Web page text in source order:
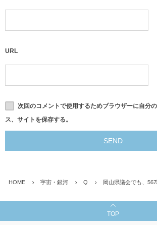
URL
次回のコメントで使用するためブラウザーに自分
ス、サイトを保存する。
HOME 宇宙・銀河 Q 岡山県議会でも、
TOP